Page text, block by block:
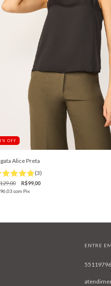
%OFF
Alice Preta
(3)
R$99,00
com Pix
ENTRE